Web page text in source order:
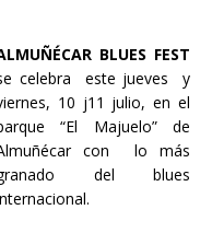
BLUES FEST
celebra este jueves y
10 j11 julio, en el
“El Majuelo” de
con lo más
del blues